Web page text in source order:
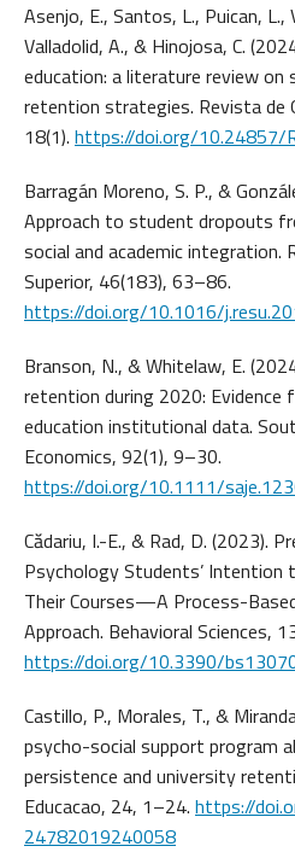
Asenjo, E., Santos, L., Puican, L.,
Valladolid, A., & Hinojosa, C.
education: a literature review
retention strategies. Revista de
18(1). https://doi.org/10.24857/
Barragán Moreno, S. P., &
Approach to student dropouts
social and academic integration.
Superior, 46(183), 63–86.
https://doi.org/10.1016/
Branson, N., & Whitelaw, E.
retention during 2020:
education institutional data.
Economics, 92(1), 9–30.
https://doi.org/10.1111/
Cădariu, I.-E., & Rad, D. (2023).
Psychology Students’ Intention
Their Courses—A Process-
Approach. Behavioral Sciences,
https://doi.org/10.3390/
Castillo, P., Morales, T., &
psycho-social support program
persistence and university
Educacao, 24, 1–24. https://
24782019240058